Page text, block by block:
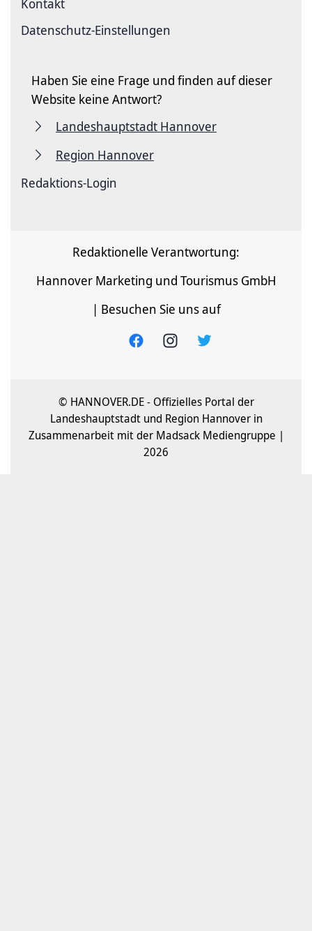
Datenschutz-Einstellungen
Haben Sie eine Frage und finden auf dieser
Website keine Antwort?
Landeshauptstadt Hannover
Region Hannover
Redaktions-Login
Redaktionelle Verantwortung:
Hannover Marketing und Tourismus GmbH
| Besuchen Sie uns auf
© HANNOVER.DE - Offizielles Portal der
Landeshauptstadt und Region Hannover in
Zusammenarbeit mit der Madsack Mediengruppe |
2026